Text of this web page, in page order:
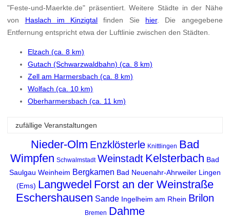
"Feste-und-Maerkte.de" präsentiert. Weitere Städte in der Nähe
von Haslach im Kinzigtal finden Sie hier. Die angegebene
Entfernung entspricht etwa der Luftlinie zwischen den Städten.
Elzach (ca. 8 km)
Gutach (Schwarzwaldbahn) (ca. 8 km)
Zell am Harmersbach (ca. 8 km)
Wolfach (ca. 10 km)
Oberharmersbach (ca. 11 km)
zufällige Veranstaltungen
Nieder-Olm Enzklösterle Knittlingen Bad
Wimpfen Schwalmstadt Weinstadt Kelsterbach Bad
Saulgau Weinheim Bergkamen Bad Neuenahr-Ahrweiler Lingen
(Ems) Langwedel Forst an der Weinstraße
Eschershausen Sande Ingelheim am Rhein Brilon
Bremen Dahme